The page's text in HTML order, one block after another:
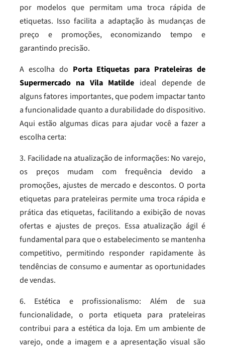
por modelos que permitam uma troca rápida de
etiquetas. Isso facilita a adaptação às mudanças de
preço e promoções, economizando tempo e
garantindo precisão.
A escolha do Porta Etiquetas para Prateleiras de
Supermercado na Vila Matilde ideal depende de
alguns fatores importantes, que podem impactar tanto
a funcionalidade quanto a durabilidade do dispositivo.
Aqui estão algumas dicas para ajudar você a fazer a
escolha certa:
3. Facilidade na atualização de informações: No varejo,
os preços mudam com frequência devido a
promoções, ajustes de mercado e descontos. O porta
etiquetas para prateleiras permite uma troca rápida e
prática das etiquetas, facilitando a exibição de novas
ofertas e ajustes de preços. Essa atualização ágil é
fundamental para que o estabelecimento se mantenha
competitivo, permitindo responder rapidamente às
tendências de consumo e aumentar as oportunidades
de vendas.
6. Estética e profissionalismo: Além de sua
funcionalidade, o porta etiqueta para prateleiras
contribui para a estética da loja. Em um ambiente de
varejo, onde a imagem e a apresentação visual são